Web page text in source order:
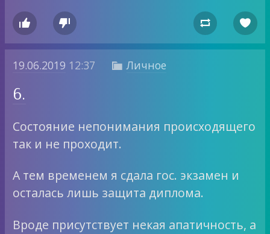
   
19.06.2019 12:37  Личное
6.
Состояние непонимания происходящего
так и не проходит.
А тем временем я сдала гос. экзамен и
осталась лишь защита диплома.
Вроде присутствует некая апатичность, а